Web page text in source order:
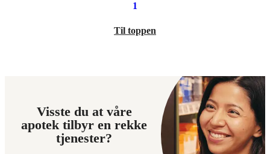
1
Til toppen
Visste du at våre
apotek tilbyr en rekke
tjenester?